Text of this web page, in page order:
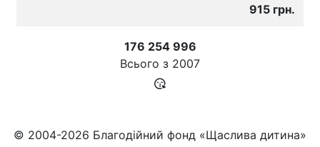
915 грн.
176 254 996
Всього з 2007
© 2004-2026 Благодійний фонд «Щаслива дитина»